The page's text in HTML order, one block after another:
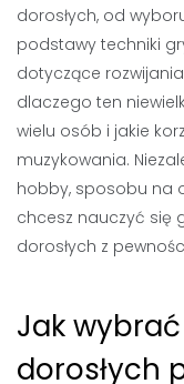
dorosłych, od
podstawy techniki
dotyczące
dlaczego ten
wielu osób i jakie
muzykowania.
hobby, sposobu na
chcesz nauczyć się
dorosłych z
Jak
dorosłych